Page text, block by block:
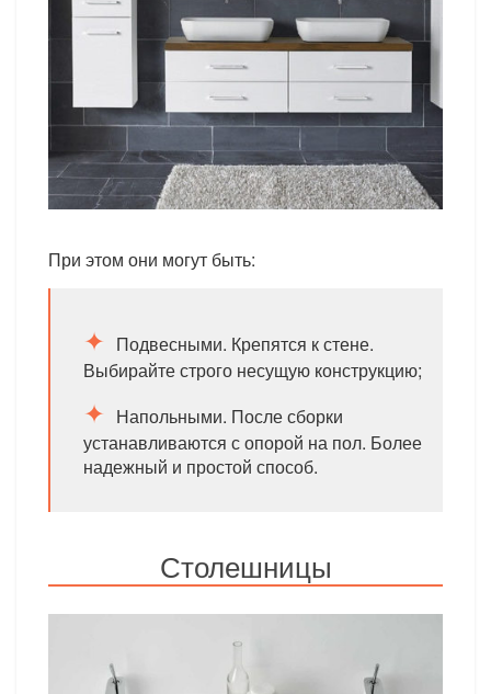
При этом они могут быть:
Подвесными. Крепятся к стене.
Выбирайте строго несущую конструкцию;
Напольными. После сборки
устанавливаются с опорой на пол. Более
надежный и простой способ.
Столешницы